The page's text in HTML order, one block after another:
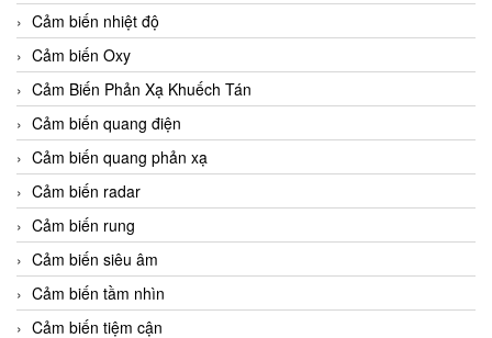
Cảm biến nhiệt độ
Cảm biến Oxy
Cảm Biến Phản Xạ Khuếch Tán
Cảm biến quang điện
Cảm biến quang phản xạ
Cảm biến radar
Cảm biến rung
Cảm biến siêu âm
Cảm biến tầm nhìn
Cảm biến tiệm cận